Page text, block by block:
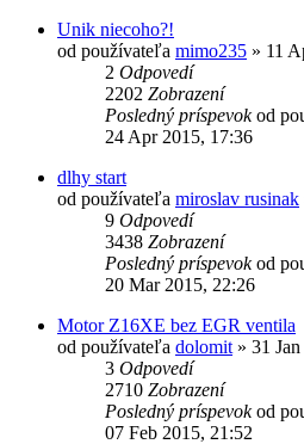
Unik niecoho?!
od používateľa mimo235 » 11
2 Odpovedí
2202 Zobrazení
Posledný príspevokod
24 Apr 2015, 17:36
dlhy start
od používateľa miroslav rusinak
9 Odpovedí
3438 Zobrazení
Posledný príspevokod
20 Mar 2015, 22:26
Motor Z16XE bez EGR ventila
od používateľa dolomit » 31
3 Odpovedí
2710 Zobrazení
Posledný príspevokod
07 Feb 2015, 21:52